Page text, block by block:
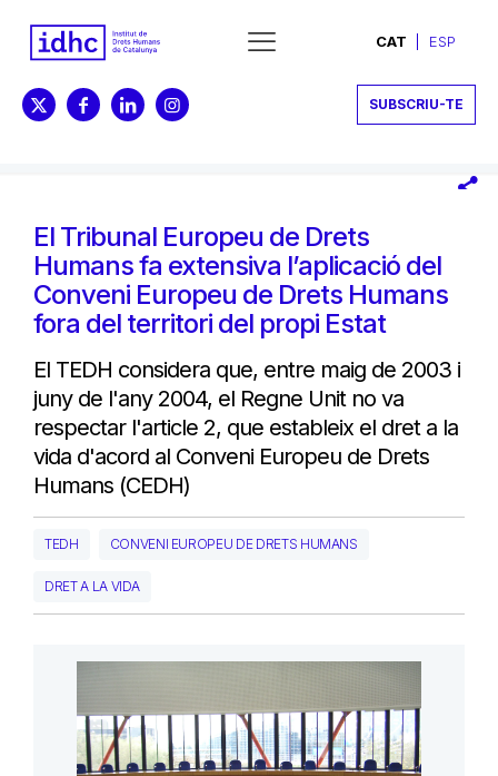
CAT ESP
SUBSCRIU-TE
El Tribunal Europeu de Drets
Humans fa extensiva l’aplicació del
Conveni Europeu de Drets Humans
fora del territori del propi Estat
El TEDH considera que, entre maig de 2003 i
juny de l'any 2004, el Regne Unit no va
respectar l'article 2, que estableix el dret a la
vida d'acord al Conveni Europeu de Drets
Humans (CEDH)
TEDH CONVENI EUROPEU DE DRETS HUMANS
DRET A LA VIDA